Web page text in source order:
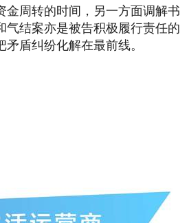
周转的时间，另一方面调解书
结案亦是被告积极履行责任的
盾纠纷化解在最前线。